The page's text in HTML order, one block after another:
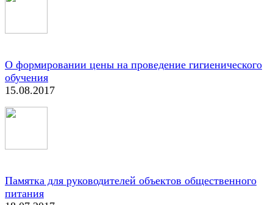
О формировании цены на проведение гигиенического
обучения
15.08.2017
Памятка для руководителей объектов общественного
питания